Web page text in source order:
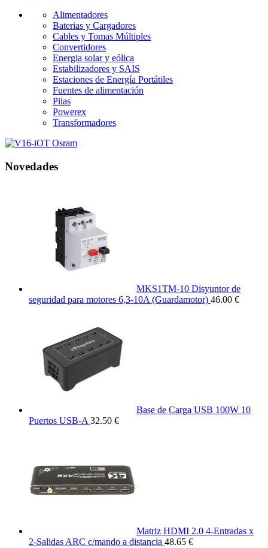
Alimentadores
Baterias y Cargadores
Cables y Tomas Múltiples
Convertidores
Energia solar y eólica
Estabilizadores y SAIS
Estaciones de Energía Portátiles
Fuentes de alimentación
Pilas
Powerex
Transformadores
Novedades
MKS1TM-10 Disyuntor de
seguridad para motores 6,3-10A (Guardamotor) 46.00 €
Base de Carga USB 100W 10
Puertos USB-A 32.50 €
Matriz HDMI 2.0 4-Entradas x
2-Salidas ARC c/mando a distancia 48.65 €